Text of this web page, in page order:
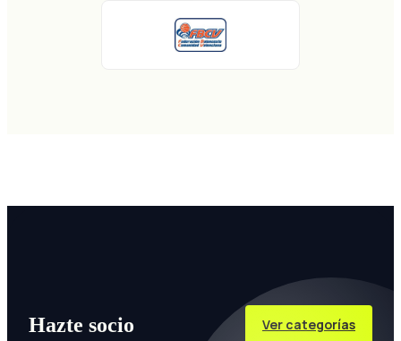
Hazte socio Ver categorías